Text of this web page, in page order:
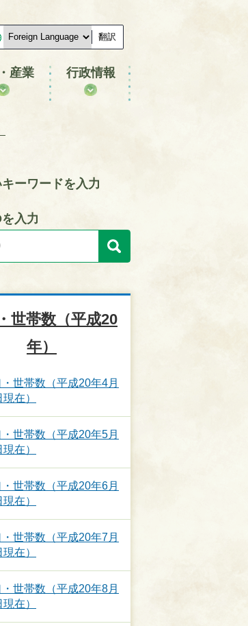
翻訳
産業 行政情報
ーワードを入力
入力
世帯数（平成20
年）
・世帯数（平成20年4月
在）
・世帯数（平成20年5月
在）
・世帯数（平成20年6月
在）
・世帯数（平成20年7月
在）
・世帯数（平成20年8月
在）